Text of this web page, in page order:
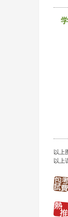
以上
以上